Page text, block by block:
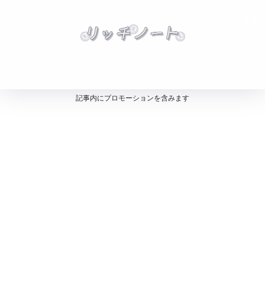
記事内にプロモーションを含みます